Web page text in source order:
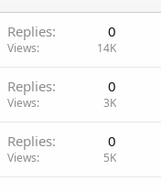
Replies 0
Views 14K
Replies 0
Views 3K
Replies 0
Views 5K